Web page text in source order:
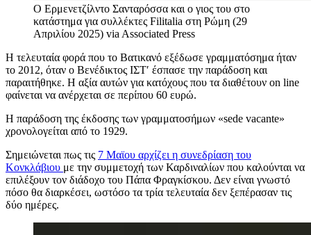
Ο Ερμενετζίλντο Σανταρόσσα και ο γιος του στο
κατάστημα για συλλέκτες Filitalia στη Ρώμη (29
Απριλίου 2025) via Associated Press
Η τελευταία φορά που το Βατικανό εξέδωσε γραμματόσημα ήταν
το 2012, όταν ο Βενέδικτος ΙΣΤ′ έσπασε την παράδοση και
παραιτήθηκε. Η αξία αυτών για κατόχους που τα διαθέτουν on line
φαίνεται να ανέρχεται σε περίπου 60 ευρώ.
Η παράδοση της έκδοσης των γραμματοσήμων «sede vacante»
χρονολογείται από το 1929.
Σημειώνεται πως τις 7 Μαϊου αρχίζει η συνεδρίαση του
Κονκλάβιου με την συμμετοχή των Καρδιναλίων που καλούνται να
επιλέξουν τον διάδοχο του Πάπα Φραγκίσκου. Δεν είναι γνωστό
πόσο θα διαρκέσει, ωστόσο τα τρία τελευταία δεν ξεπέρασαν τις
δύο ημέρες.